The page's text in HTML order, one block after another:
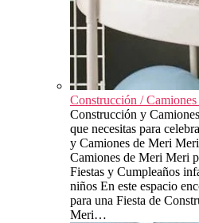
Construcción / Camiones
Construcción y
que necesitas para
y Camiones de Meri
Camiones de Meri Meri
Fiestas y Cumpleaños
niños En este espacio
para una Fiesta de
Meri…